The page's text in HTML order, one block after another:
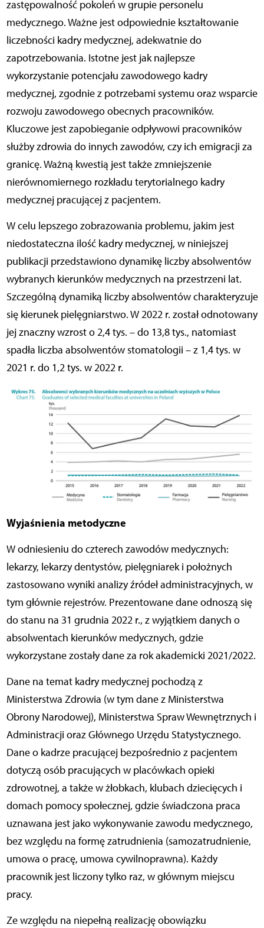
zastępowalność pokoleń w grupie personelu
medycznego. Ważne jest odpowiednie kształtowanie
liczebności kadry medycznej, adekwatnie do
zapotrzebowania. Istotne jest jak najlepsze
wykorzystanie potencjału zawodowego kadry
medycznej, zgodnie z potrzebami systemu oraz wsparcie
rozwoju zawodowego obecnych pracowników.
Kluczowe jest zapobieganie odpływowi pracowników
służby zdrowia do innych zawodów, czy ich emigracji za
granicę. Ważną kwestią jest także zmniejszenie
nierównomiernego rozkładu terytorialnego kadry
medycznej pracującej z pacjentem.
W celu lepszego zobrazowania problemu, jakim jest
niedostateczna ilość kadry medycznej, w niniejszej
publikacji przedstawiono dynamikę liczby absolwentów
wybranych kierunków medycznych na przestrzeni lat.
Szczególną dynamiką liczby absolwentów charakteryzuje
się kierunek pielęgniarstwo. W 2022 r. został odnotowany
jej znaczny wzrost o 2,4 tys. – do 13,8 tys., natomiast
spadła liczba absolwentów stomatologii – z 1,4 tys. w
2021 r. do 1,2 tys. w 2022 r.
Wyjaśnienia metodyczne
W odniesieniu do czterech zawodów medycznych:
lekarzy, lekarzy dentystów, pielęgniarek i położnych
zastosowano wyniki analizy źródeł administracyjnych, w
tym głównie rejestrów. Prezentowane dane odnoszą się
do stanu na 31 grudnia 2022 r., z wyjątkiem danych o
absolwentach kierunków medycznych, gdzie
wykorzystane zostały dane za rok akademicki 2021/2022.
Dane na temat kadry medycznej pochodzą z
Ministerstwa Zdrowia (w tym dane z Ministerstwa
Obrony Narodowej), Ministerstwa Spraw Wewnętrznych i
Administracji oraz Głównego Urzędu Statystycznego.
Dane o kadrze pracującej bezpośrednio z pacjentem
dotyczą osób pracujących w placówkach opieki
zdrowotnej, a także w żłobkach, klubach dziecięcych i
domach pomocy społecznej, gdzie świadczona praca
uznawana jest jako wykonywanie zawodu medycznego,
bez względu na formę zatrudnienia (samozatrudnienie,
umowa o pracę, umowa cywilnoprawna). Każdy
pracownik jest liczony tylko raz, w głównym miejscu
pracy.
Ze względu na niepełną realizację obowiązku